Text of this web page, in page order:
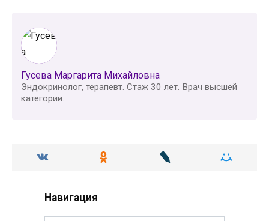
Гусева Маргарита Михайловна
Эндокринолог, терапевт. Стаж 30 лет. Врач высшей
категории.
Навигация